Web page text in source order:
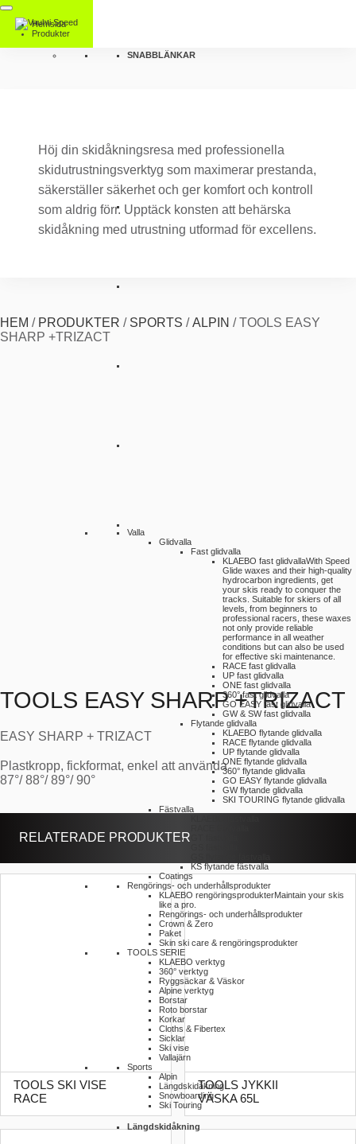
Hemsida
Produkter
SNABBLÄNKAR
Valla
Glidvalla
Fast glidvalla
KLAEBO fast glidvallaWith Speed
Glide waxes and their high-quality
hydrocarbon ingredients, get
your skis ready to conquer the
tracks. Suitable for skiers of all
levels, from beginners to
professional racers, these waxes
not only provide reliable
performance in all weather
conditions but can also be used
for effective ski maintenance.
RACE fast glidvalla
UP fast glidvalla
ONE fast glidvalla
360° fast glidvalla
GO EASY fast glidvalla
GW & SW fast glidvalla
Flytande glidvalla
KLAEBO flytande glidvalla
RACE flytande glidvalla
UP flytande glidvalla
ONE flytande glidvalla
360° flytande glidvalla
GO EASY flytande glidvalla
GW flytande glidvalla
SKI TOURING flytande glidvalla
Fästvalla
KS flytande fästvalla
Coatings
Rengörings- och underhållsprodukter
KLAEBO rengöringsprodukterMaintain your skis
like a pro.
Rengörings- och underhållsprodukter
Crown & Zero
Paket
Skin ski care & rengöringsprodukter
TOOLS SERIE
KLAEBO verktyg
360° verktyg
Ryggsäckar & Väskor
Alpine verktyg
Borstar
Roto borstar
Korkar
Cloths & Fibertex
Sicklar
Ski vise
Vallajärn
Sports
Alpin
Längdskidåkning
Snowboarding
Ski Touring
Längdskidåkning
Höj din skidåkningsresa med professionella
skidutrustningsverktyg som maximerar prestanda,
säkerställer säkerhet och ger komfort och kontroll
som aldrig förr. Upptäck konsten att behärska
skidåkning med utrustning utformad för excellens.
HEM / PRODUKTER / SPORTS /ALPIN /TOOLS EASY
SHARP +TRIZACT
TOOLS EASY SHARP +TRIZACT
EASY SHARP + TRIZACT
Plastkropp, fickformat, enkel att använda
87°/ 88°/ 89°/ 90°
RELATERADE PRODUKTER
TOOLS SKI VISE
RACE
TOOLS JYKKII
VÄSKA 65L